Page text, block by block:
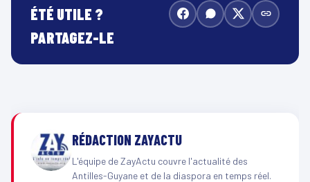
ÉTÉ UTILE ?
PARTAGEZ-LE
RÉDACTION ZAYACTU
L'équipe de ZayActu couvre l'actualité des
Antilles-Guyane et de la diaspora en temps réel.